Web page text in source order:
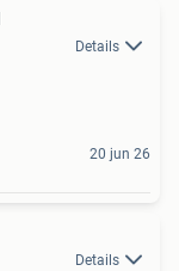
Details
20 jun 26
Details